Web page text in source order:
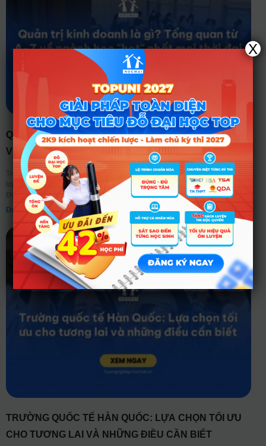
QUẢN TRỊ KINH DOANH LÀ GÌ? TỔNG QUAN TỪ A-Z
VỀ NGÀNH HỌC “HOT” NHẤT MỌI THỜI ĐẠI
Trong mỗi mùa tuyển sinh, “Quản trị kinh doanh” luôn là cái tên nằm trong
top đầu những ngành học có số lượng nguyện vọng đăng ký cao nhất.
Đọc thêm ➤
TRƯỜNG QUỐC TẾ HÀN QUỐC: LỰA CHỌN TỐI ƯU
CHO TƯƠNG LAI VÀ NHỮNG ĐIỀU CẦN BIẾT
X